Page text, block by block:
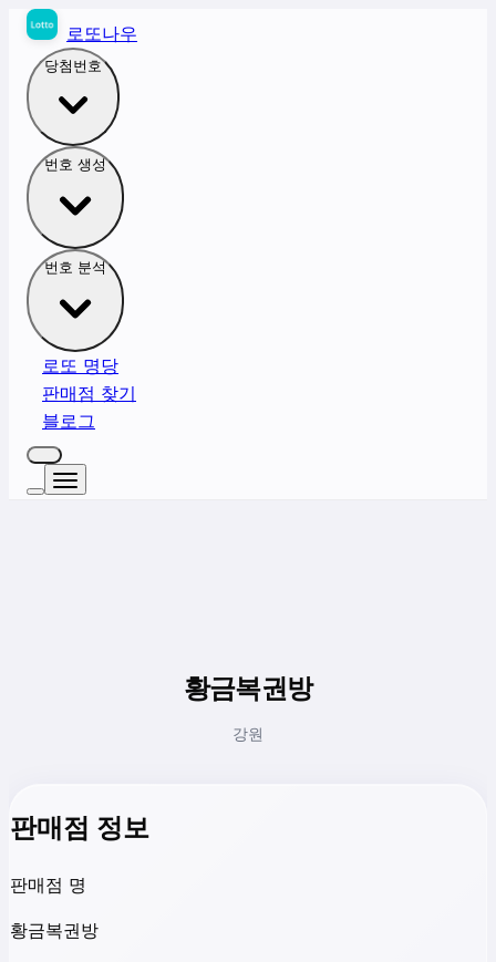
로또나우
당첨번호
번호 생성
번호 분석
로또 명당
판매점 찾기
블로그
황금복권방
강원
판매점 정보
판매점 명
황금복권방